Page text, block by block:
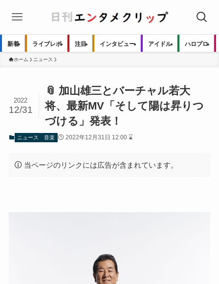
新着 ライブレポ 注目 インタビュー アイドル ハロプロ
ホーム ニュース
📎 加山雄三とバーチャル若大
将、最新MV「そして陽は昇りつ
づける」発表！
2022
12/31
ニュース 音楽 2022年12月31日 12:00 ⌛
当ページのリンクには広告が含まれています。